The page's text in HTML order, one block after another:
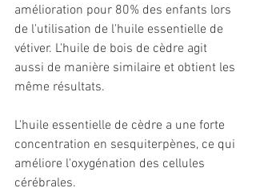
amélioration pour 80% des enfants lors
de l'utilisation de l'huile essentielle de
vétiver. L'huile de bois de cèdre agit
aussi de manière similaire et obtient les
même résultats.
L'huile essentielle de cèdre a une forte
concentration en sesquiterpènes, ce qui
améliore l'oxygénation des cellules
cérébrales.